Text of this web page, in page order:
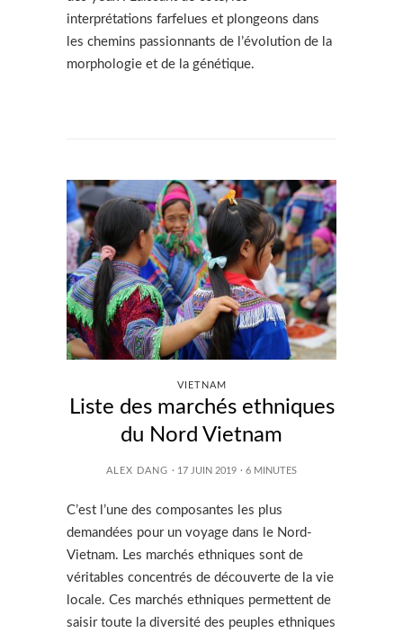
interprétations farfelues et plongeons dans
les chemins passionnants de l’évolution de la
morphologie et de la génétique.
VIETNAM
Liste des marchés ethniques
du Nord Vietnam
ALEX DANG · 17 JUIN 2019 · 6 MINUTES
C’est l’une des composantes les plus
demandées pour un voyage dans le Nord-
Vietnam. Les marchés ethniques sont de
véritables concentrés de découverte de la vie
locale. Ces marchés ethniques permettent de
saisir toute la diversité des peuples ethniques